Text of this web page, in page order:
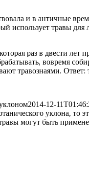
и в античные
использует травы
раз в двести лет
вовремя
травознаями. Ответ:
2014-12-
уклона, то
могут быть